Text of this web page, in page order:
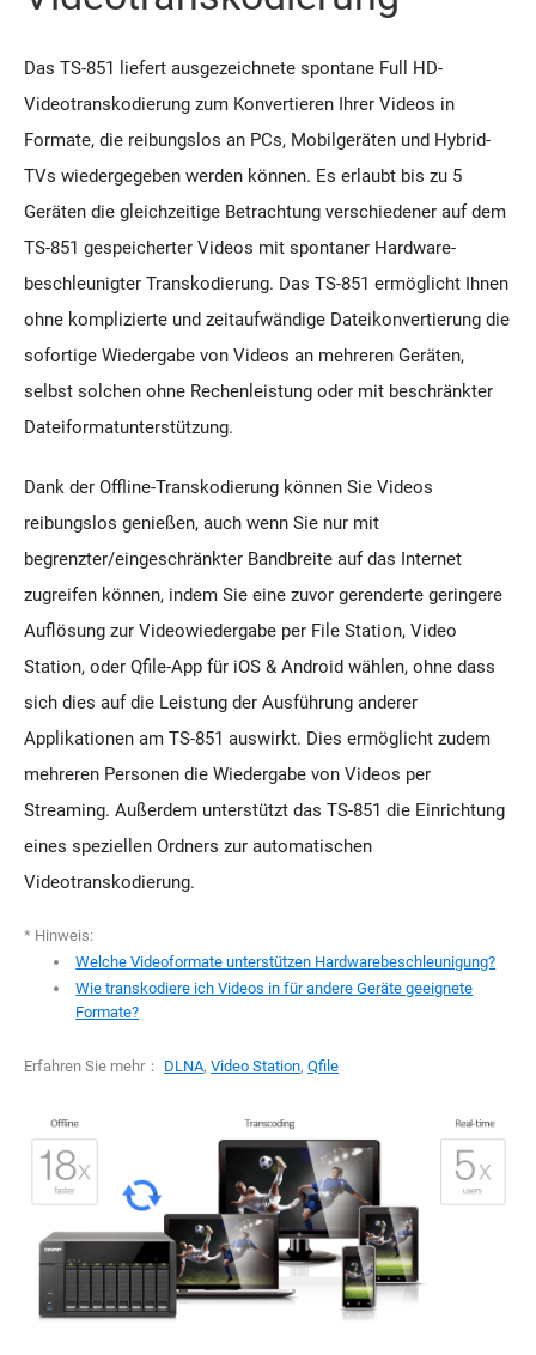
Das TS-851 liefert ausgezeichnete spontane Full HD-
Videotranskodierung zum Konvertieren Ihrer Videos in
Formate, die reibungslos an PCs, Mobilgeräten und Hybrid-
TVs wiedergegeben werden können. Es erlaubt bis zu 5
Geräten die gleichzeitige Betrachtung verschiedener auf dem
TS-851 gespeicherter Videos mit spontaner Hardware-
beschleunigter Transkodierung. Das TS-851 ermöglicht Ihnen
ohne komplizierte und zeitaufwändige Dateikonvertierung die
sofortige Wiedergabe von Videos an mehreren Geräten,
selbst solchen ohne Rechenleistung oder mit beschränkter
Dateiformatunterstützung.
Dank der Offline-Transkodierung können Sie Videos
reibungslos genießen, auch wenn Sie nur mit
begrenzter/eingeschränkter Bandbreite auf das Internet
zugreifen können, indem Sie eine zuvor gerenderte geringere
Auflösung zur Videowiedergabe per File Station, Video
Station, oder Qfile-App für iOS & Android wählen, ohne dass
sich dies auf die Leistung der Ausführung anderer
Applikationen am TS-851 auswirkt. Dies ermöglicht zudem
mehreren Personen die Wiedergabe von Videos per
Streaming. Außerdem unterstützt das TS-851 die Einrichtung
eines speziellen Ordners zur automatischen
Videotranskodierung.
* Hinweis:
Welche Videoformate unterstützen Hardwarebeschleunigung?
Wie transkodiere ich Videos in für andere Geräte geeignete
Formate?
Erfahren Sie mehr： DLNA, Video Station, Qfile